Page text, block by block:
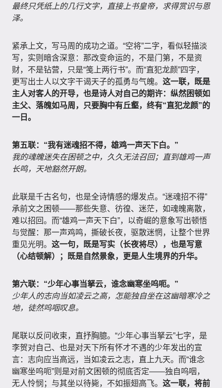
最终只凭纸上的几行文字，直接上书皇帝，求得赏识与恩
泽。
紧承上文，写马周的成功之道。“空将”二字，看似轻描淡
写，实则暗含深意：那改变命运的，不是门第，不是资
财，不是钻营，只是“笺上两行书”。而“直犯龙颜”四字，
更写出士人以文字干谒天子的孤勇与气魄。 这一联，既是
主人对客人的开导，也是诗人对自己的期许：纵然困顿如
主父、落魄如马周，只要胸中有丘壑，终有“直犯龙颜”的
一日。
第五联：“我有迷魂招不得，雄鸡一声天下白。”
我的魂魄迷失在困顿之中，久久无法召回；直到雄鸡一声
长鸣，天地豁然开朗。
此联是千古名句，也是全诗情感的爆发点。“迷魂招不得”
承前文之困顿——那些失意、彷徨、迷茫，如魂魄离散，
难以招回。而“雄鸡一声天下白”，以奇崛的意象写出顿悟
与觉醒：那一声鸡鸣，撕破长夜，驱散迷惘，让整个世界
重见光明。 这一句，既是写实（长夜将尽），也是写意
（心结顿解）；既是自然景象，更是人生境界的升华。
第六联：“少年心事当拏云，谁念幽寒坐呜呃。”
少年人的志向当如凌云之高，怎能独自坐在这幽暗寒冷之
地，徒然呜咽叹息。
尾联以反问收束，直抒胸臆。“少年心事当拏云”七字，是
李贺对自己、也是对天下所有怀才不遇的少年发出的宣
言：志向应当高远，当如凌云之志，直上九天。而“谁念
幽寒坐呜呃”则是对前文困顿的彻底否定——独自呜咽，
无人怜悯；与其坐以待毙，不如振翅高飞。 这一联，将前